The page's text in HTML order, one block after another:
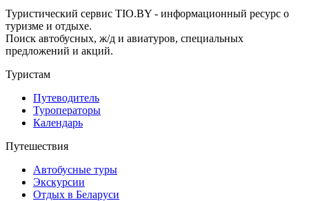
Туристический сервис TIO.BY - информационный ресурс о
туризме и отдыхе.
Поиск автобусных, ж/д и авиатуров, специальных
предложений и акций.
Туристам
Путеводитель
Туроператоры
Календарь
Путешествия
Автобусные туры
Экскурсии
Отдых в Беларуси